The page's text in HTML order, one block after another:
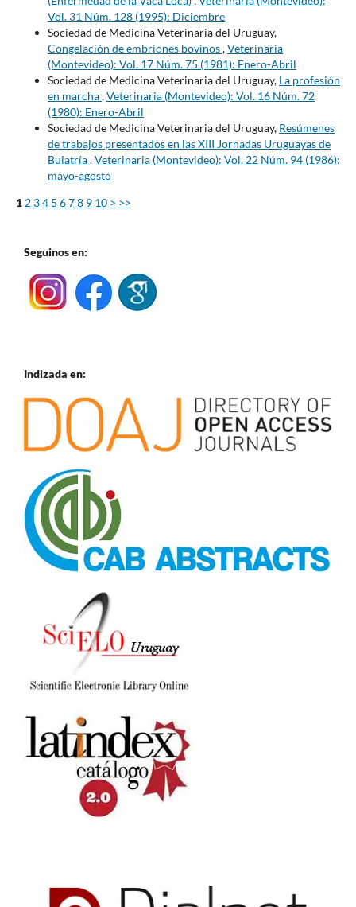
Vol. 31 Núm. 128 (1995): Diciembre
Sociedad de Medicina Veterinaria del Uruguay,
Congelación de embriones bovinos,Veterinaria
(Montevideo): Vol. 17 Núm. 75 (1981): Enero-Abril
Sociedad de Medicina Veterinaria del Uruguay, La profesión
en marcha,Veterinaria (Montevideo): Vol. 16 Núm. 72
(1980): Enero-Abril
Sociedad de Medicina Veterinaria del Uruguay, Resúmenes
de trabajos presentados en las XIII Jornadas Uruguayas de
Buiatría,Veterinaria (Montevideo): Vol. 22 Núm. 94 (1986):
mayo-agosto
1 2 34 5 678 9 10 > >>
Seguinos en:
Indizada en: